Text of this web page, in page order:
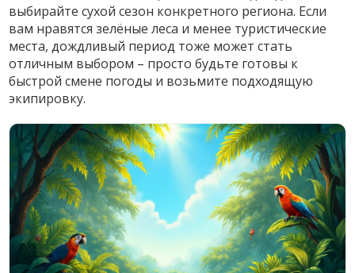
выбирайте сухой сезон конкретного региона. Если
вам нравятся зелёные леса и менее туристические
места, дождливый период тоже может стать
отличным выбором – просто будьте готовы к
быстрой смене погоды и возьмите подходящую
экипировку.